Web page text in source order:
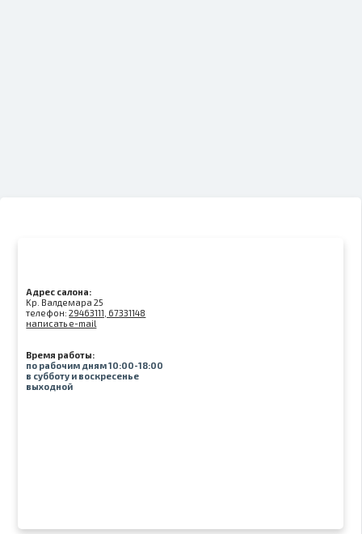
Адрес салона:
Kр. Валдемара 25
телефон:29463111, 67331148
написать e-mail
Время работы:
по рабочим дням 10:00-18:00
в субботу и воскресенье
выходной